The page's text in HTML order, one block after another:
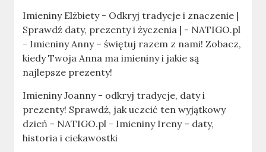
Imieniny Elżbiety - Odkryj tradycje i znaczenie |
Sprawdź daty, prezenty i życzenia | - NATIGO.pl
- Imieniny Anny – świętuj razem z nami! Zobacz,
kiedy Twoja Anna ma imieniny i jakie są
najlepsze prezenty!
Imieniny Joanny - odkryj tradycje, daty i
prezenty! Sprawdź, jak uczcić ten wyjątkowy
dzień - NATIGO.pl - Imieniny Ireny – daty,
historia i ciekawostki